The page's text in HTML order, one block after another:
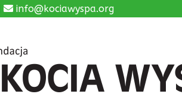
info@kociawyspa.org